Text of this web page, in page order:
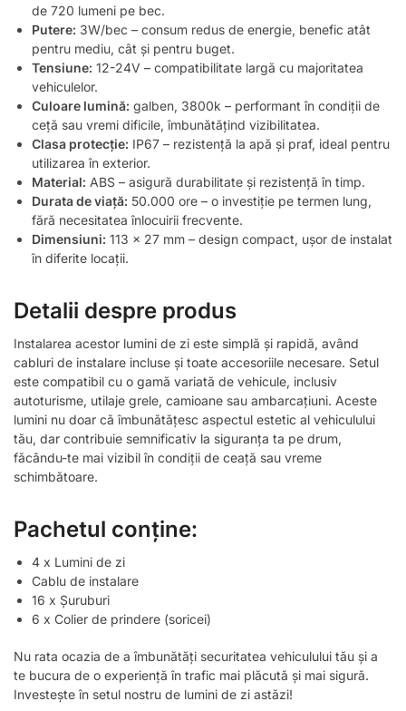
de 720 lumeni pe bec.
Putere: 3W/bec – consum redus de energie, benefic atât
pentru mediu, cât și pentru buget.
Tensiune: 12-24V – compatibilitate largă cu majoritatea
vehiculelor.
Culoare lumină: galben, 3800k – performant în condiții de
ceță sau vremi dificile, îmbunătățind vizibilitatea.
Clasa protecție: IP67 – rezistență la apă și praf, ideal pentru
utilizarea în exterior.
Material: ABS – asigură durabilitate și rezistență în timp.
Durata de viață: 50.000 ore – o investiție pe termen lung,
fără necesitatea înlocuirii frecvente.
Dimensiuni: 113 x 27 mm – design compact, ușor de instalat
în diferite locații.
Detalii despre produs
Instalarea acestor lumini de zi este simplă și rapidă, având
cabluri de instalare incluse și toate accesoriile necesare. Setul
este compatibil cu o gamă variată de vehicule, inclusiv
autoturisme, utilaje grele, camioane sau ambarcațiuni. Aceste
lumini nu doar că îmbunătățesc aspectul estetic al vehiculului
tău, dar contribuie semnificativ la siguranța ta pe drum,
făcându-te mai vizibil în condiții de ceață sau vreme
schimbătoare.
Pachetul conține:
4 x Lumini de zi
Cablu de instalare
16 x Șuruburi
6 x Colier de prindere (soricei)
Nu rata ocazia de a îmbunătăți securitatea vehiculului tău și a
te bucura de o experiență în trafic mai plăcută și mai sigură.
Investește în setul nostru de lumini de zi astăzi!